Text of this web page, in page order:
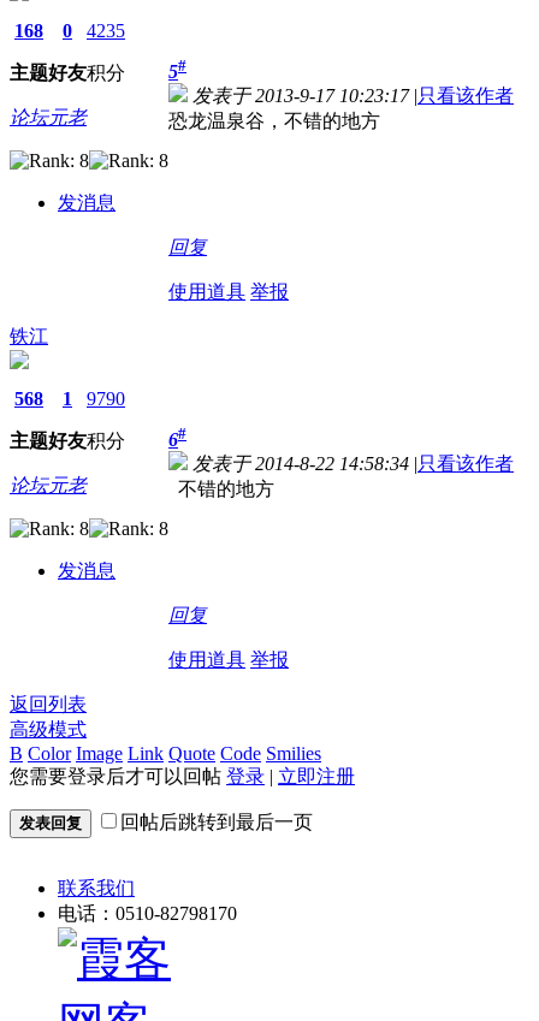
168
主题
0
好友
4235
积分
论坛元老
发消息
5#
发表于 2013-9-17 10:23:17 |只看该作者
恐龙温泉谷，不错的地方
回复
使用道具 举报
铁江
568
主题
1
好友
9790
积分
论坛元老
发消息
6#
发表于 2014-8-22 14:58:34 |只看该作者
不错的地方
回复
使用道具 举报
返回列表
高级模式
B Color Image Link Quote Code Smilies
您需要登录后才可以回帖 登录 | 立即注册
发表回复 回帖后跳转到最后一页
联系我们
电话：0510-82798170